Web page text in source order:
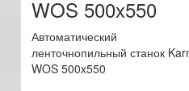
WOS 500x550
Автоматический
ленточнопильный станок
WOS 500x550